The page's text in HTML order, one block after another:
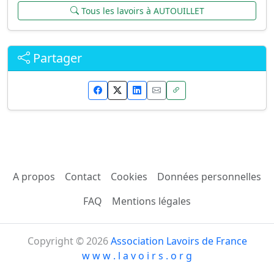
Tous les lavoirs à AUTOUILLET
Partager
A propos Contact Cookies
Données personnelles
FAQ
Mentions légales
Copyright © 2026Association Lavoirs de France
w w w . l a v o i r s . o r g